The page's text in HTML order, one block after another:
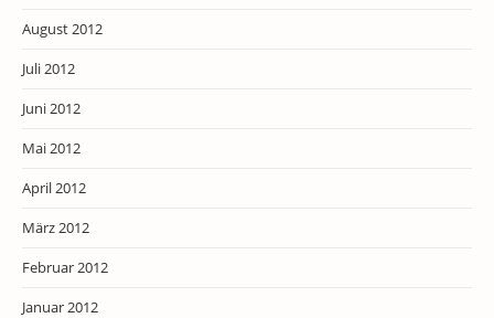
August 2012
Juli 2012
Juni 2012
Mai 2012
April 2012
März 2012
Februar 2012
Januar 2012